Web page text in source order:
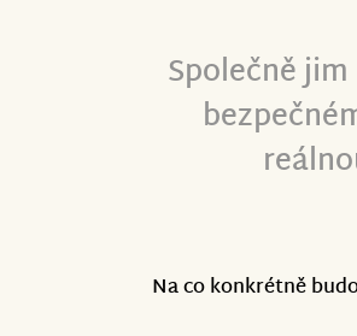
Společně
Na co konkrétně